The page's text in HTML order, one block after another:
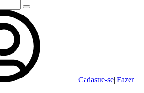
Cadastre-se| Fazer